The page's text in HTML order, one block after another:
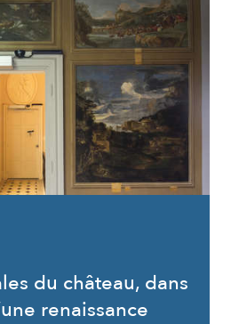
du château, dans
renaissance